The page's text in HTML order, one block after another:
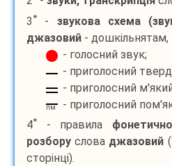
3* - звукова схема
джазовий - дошкільнятам,
- голосний звук;
- приголосний
- приголосний
пм
- приголосний
4* - правила
розбору слова джазовий
сторінці).